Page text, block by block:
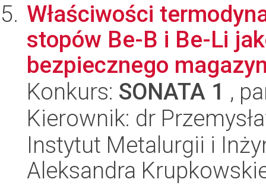
Właściwości
stopów Be-B i Be-Li
bezpiecznego
Konkurs: SONATA 1 ,
Kierownik: dr
Instytut Metalurgii i
Aleksandra